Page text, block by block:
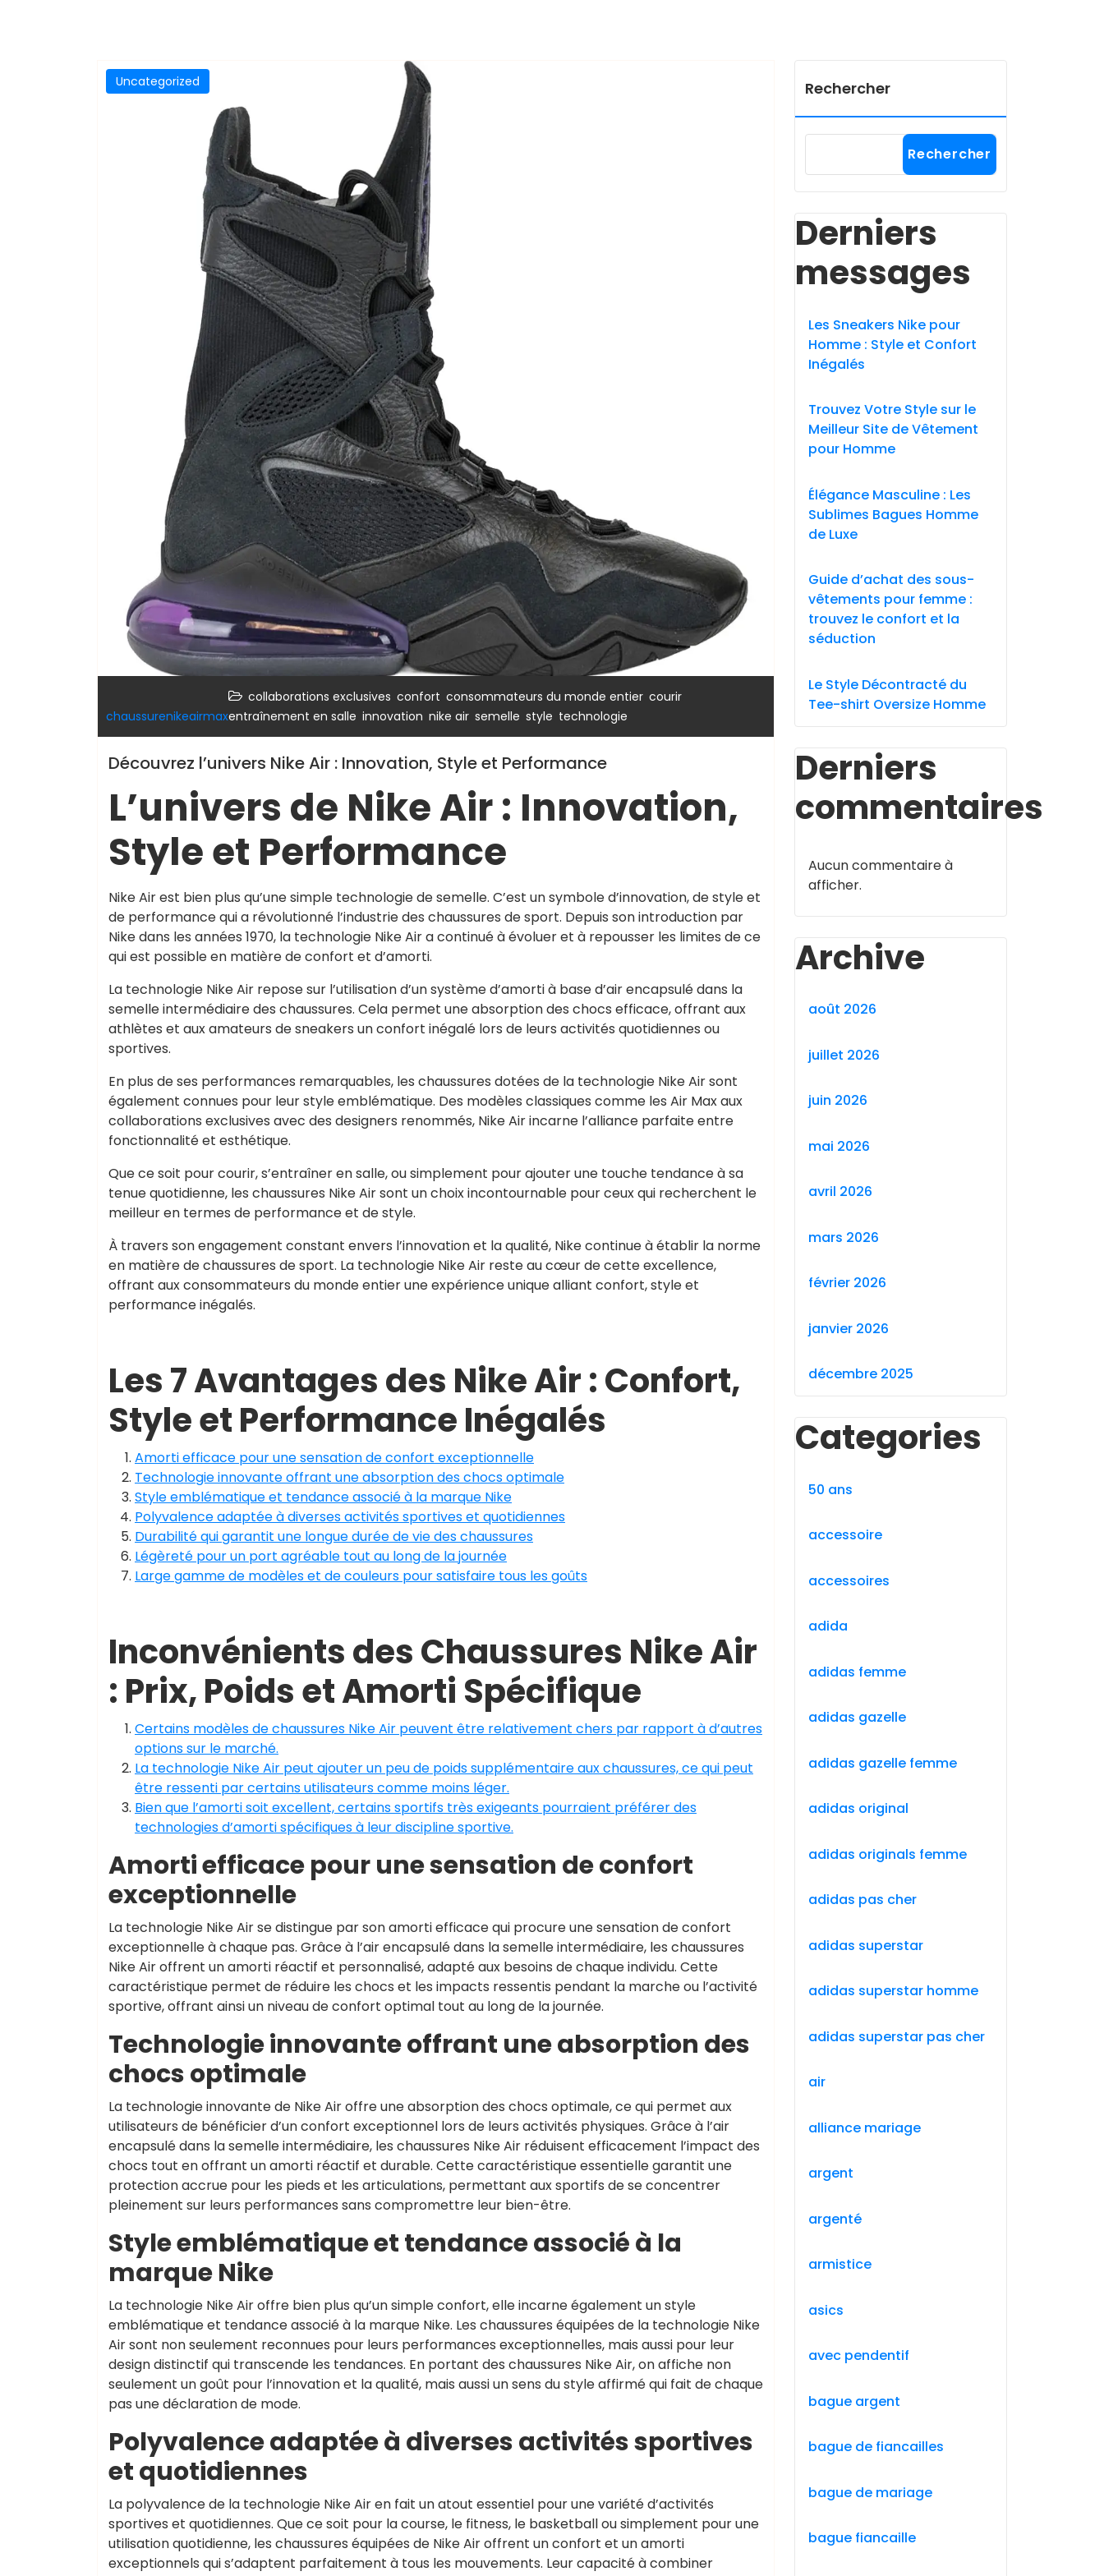
Uncategorized
chaussurenikeairmax
collaborations exclusives confort consommateurs du monde entier courir
entraînement en salle innovation nike air semelle style technologie
Découvrez l’univers Nike Air : Innovation, Style et Performance
L’univers de Nike Air : Innovation,
Style et Performance
Nike Air est bien plus qu’une simple technologie de semelle. C’est un symbole d’innovation, de style et
de performance qui a révolutionné l’industrie des chaussures de sport. Depuis son introduction par
Nike dans les années 1970, la technologie Nike Air a continué à évoluer et à repousser les limites de ce
qui est possible en matière de confort et d’amorti.
La technologie Nike Air repose sur l’utilisation d’un système d’amorti à base d’air encapsulé dans la
semelle intermédiaire des chaussures. Cela permet une absorption des chocs efficace, offrant aux
athlètes et aux amateurs de sneakers un confort inégalé lors de leurs activités quotidiennes ou
sportives.
En plus de ses performances remarquables, les chaussures dotées de la technologie Nike Air sont
également connues pour leur style emblématique. Des modèles classiques comme les Air Max aux
collaborations exclusives avec des designers renommés, Nike Air incarne l’alliance parfaite entre
fonctionnalité et esthétique.
Que ce soit pour courir, s’entraîner en salle, ou simplement pour ajouter une touche tendance à sa
tenue quotidienne, les chaussures Nike Air sont un choix incontournable pour ceux qui recherchent le
meilleur en termes de performance et de style.
À travers son engagement constant envers l’innovation et la qualité, Nike continue à établir la norme
en matière de chaussures de sport. La technologie Nike Air reste au cœur de cette excellence,
offrant aux consommateurs du monde entier une expérience unique alliant confort, style et
performance inégalés.
Les 7 Avantages des Nike Air : Confort,
Style et Performance Inégalés
Amorti efficace pour une sensation de confort exceptionnelle
Technologie innovante offrant une absorption des chocs optimale
Style emblématique et tendance associé à la marque Nike
Polyvalence adaptée à diverses activités sportives et quotidiennes
Durabilité qui garantit une longue durée de vie des chaussures
Légèreté pour un port agréable tout au long de la journée
Large gamme de modèles et de couleurs pour satisfaire tous les goûts
Inconvénients des Chaussures Nike Air
: Prix, Poids et Amorti Spécifique
Certains modèles de chaussures Nike Air peuvent être relativement chers par rapport à d’autres
options sur le marché.
La technologie Nike Air peut ajouter un peu de poids supplémentaire aux chaussures, ce qui peut
être ressenti par certains utilisateurs comme moins léger.
Bien que l’amorti soit excellent, certains sportifs très exigeants pourraient préférer des
technologies d’amorti spécifiques à leur discipline sportive.
Amorti efficace pour une sensation de confort
exceptionnelle
La technologie Nike Air se distingue par son amorti efficace qui procure une sensation de confort
exceptionnelle à chaque pas. Grâce à l’air encapsulé dans la semelle intermédiaire, les chaussures
Nike Air offrent un amorti réactif et personnalisé, adapté aux besoins de chaque individu. Cette
caractéristique permet de réduire les chocs et les impacts ressentis pendant la marche ou l’activité
sportive, offrant ainsi un niveau de confort optimal tout au long de la journée.
Technologie innovante offrant une absorption des
chocs optimale
La technologie innovante de Nike Air offre une absorption des chocs optimale, ce qui permet aux
utilisateurs de bénéficier d’un confort exceptionnel lors de leurs activités physiques. Grâce à l’air
encapsulé dans la semelle intermédiaire, les chaussures Nike Air réduisent efficacement l’impact des
chocs tout en offrant un amorti réactif et durable. Cette caractéristique essentielle garantit une
protection accrue pour les pieds et les articulations, permettant aux sportifs de se concentrer
pleinement sur leurs performances sans compromettre leur bien-être.
Style emblématique et tendance associé à la
marque Nike
La technologie Nike Air offre bien plus qu’un simple confort, elle incarne également un style
emblématique et tendance associé à la marque Nike. Les chaussures équipées de la technologie Nike
Air sont non seulement reconnues pour leurs performances exceptionnelles, mais aussi pour leur
design distinctif qui transcende les tendances. En portant des chaussures Nike Air, on affiche non
seulement un goût pour l’innovation et la qualité, mais aussi un sens du style affirmé qui fait de chaque
pas une déclaration de mode.
Polyvalence adaptée à diverses activités sportives
et quotidiennes
La polyvalence de la technologie Nike Air en fait un atout essentiel pour une variété d’activités
sportives et quotidiennes. Que ce soit pour la course, le fitness, le basketball ou simplement pour une
utilisation quotidienne, les chaussures équipées de Nike Air offrent un confort et un amorti
exceptionnels qui s’adaptent parfaitement à tous les mouvements. Leur capacité à combiner
Rechercher
Rechercher
Derniers
messages
Les Sneakers Nike pour
Homme : Style et Confort
Inégalés
Trouvez Votre Style sur le
Meilleur Site de Vêtement
pour Homme
Élégance Masculine : Les
Sublimes Bagues Homme
de Luxe
Guide d’achat des sous-
vêtements pour femme :
trouvez le confort et la
séduction
Le Style Décontracté du
Tee-shirt Oversize Homme
Derniers
commentaires
Aucun commentaire à
afficher.
Archive
août 2026
juillet 2026
juin 2026
mai 2026
avril 2026
mars 2026
février 2026
janvier 2026
décembre 2025
Categories
50 ans
accessoire
accessoires
adida
adidas femme
adidas gazelle
adidas gazelle femme
adidas original
adidas originals femme
adidas pas cher
adidas superstar
adidas superstar homme
adidas superstar pas cher
air
alliance mariage
argent
argenté
armistice
asics
avec pendentif
bague argent
bague de fiancailles
bague de mariage
bague fiancaille